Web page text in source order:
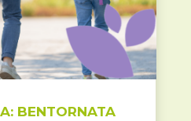
BENTORNATA